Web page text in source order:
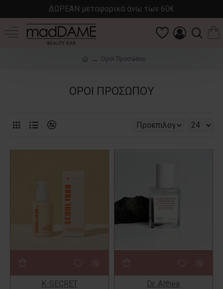
ΔΩΡΕΑΝ μεταφορικά άνω των 60€
Οροί Προσώπου
ΟΡΟΊ ΠΡΟΣΏΠΟΥ
K-SECRET Dr. Althea